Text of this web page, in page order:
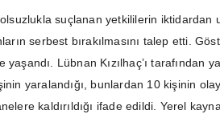
suçlanan yetkililerin iktidardan
serbest bırakılmasını talep etti.
yaşandı. Lübnan Kızılhaç’ı tarafından
yaralandığı, bunlardan 10 kişinin
kaldırıldığı ifade edildi. Yerel